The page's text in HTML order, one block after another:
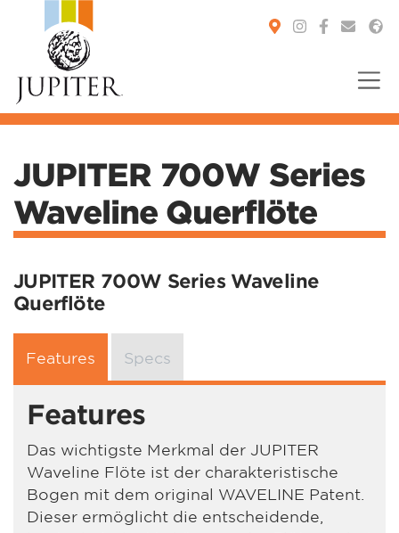
JUPITER 700W Series
Waveline Querflöte
JUPITER 700W Series Waveline
Querflöte
Features Specs
Features
Das wichtigste Merkmal der JUPITER
Waveline Flöte ist der charakteristische
Bogen mit dem original WAVELINE Patent.
Dieser ermöglicht die entscheidende,